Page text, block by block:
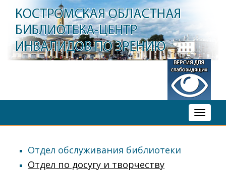
Toggle
Отдел обслуживания библиотеки
Отдел по досугу и творчеству